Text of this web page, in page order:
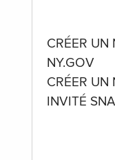
CRÉER UN
NY.GOV
CRÉER UN
INVITÉ